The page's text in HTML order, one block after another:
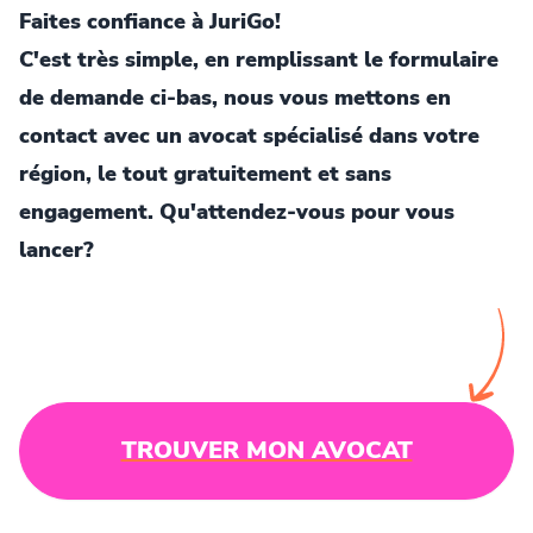
Faites confiance à JuriGo!
C'est très simple, en remplissant le formulaire
de demande ci-bas, nous vous mettons en
contact avec un avocat spécialisé dans votre
région, le tout gratuitement et sans
engagement. Qu'attendez-vous pour vous
lancer?
TROUVER MON AVOCAT